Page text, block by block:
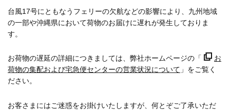
台風17号にともなうフェリーの欠航などの影響により、九州地域
の一部や沖縄県において荷物のお届けに遅れが発生しておりま
す。
お荷物の遅延の詳細につきましては、弊社ホームページの「
お
荷物の集配および宅急便センターの営業状況について 」をご覧く
ださい。
お客さまにはご迷惑をお掛けいたしますが、何とぞご了承いただ